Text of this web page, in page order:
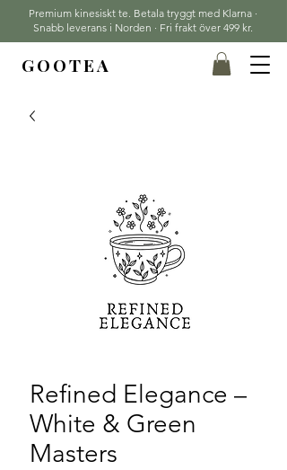
Premium kinesiskt te. Betala tryggt med Klarna ·
Snabb leverans i Norden · Fri frakt över 499 kr.
GOOTEA
Refined Elegance –
White & Green
Masters